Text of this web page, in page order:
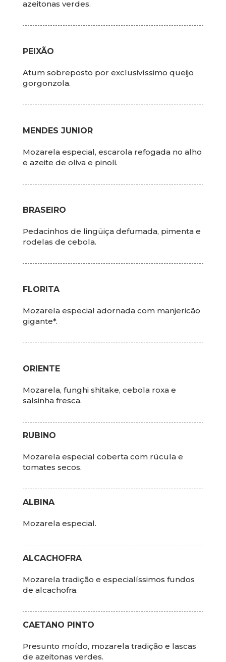
azeitonas verdes.
PEIXÃO
Atum sobreposto por exclusivíssimo queijo
gorgonzola.
MENDES JUNIOR
Mozarela especial, escarola refogada no alho
e azeite de oliva e pinoli.
BRASEIRO
Pedacinhos de lingüiça defumada, pimenta e
rodelas de cebola.
FLORITA
Mozarela especial adornada com manjericão
gigante*.
ORIENTE
Mozarela, funghi shitake, cebola roxa e
salsinha fresca.
RUBINO
Mozarela especial coberta com rúcula e
tomates secos.
ALBINA
Mozarela especial.
ALCACHOFRA
Mozarela tradição e especialíssimos fundos
de alcachofra.
CAETANO PINTO
Presunto moído, mozarela tradição e lascas
de azeitonas verdes.